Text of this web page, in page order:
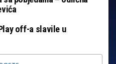
off-a slavile u